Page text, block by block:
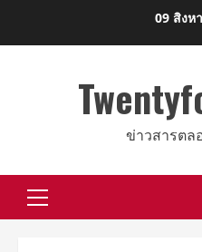
09 สิงห
ข่าวสารตล
Primary